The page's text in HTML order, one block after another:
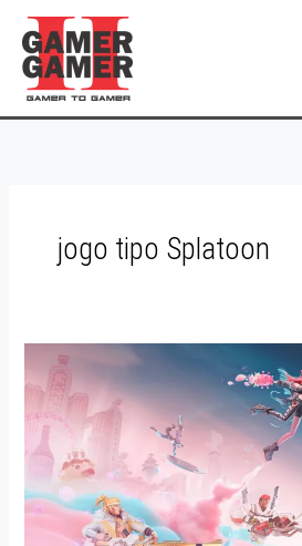
para
conteúdo
jogo tipo Splatoon